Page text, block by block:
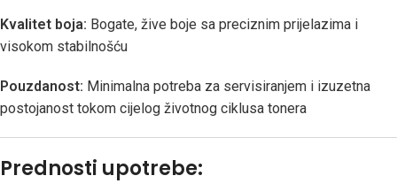
Kvalitet boja: Bogate, žive boje sa preciznim prijelazima i
visokom stabilnošću
Pouzdanost: Minimalna potreba za servisiranjem i izuzetna
postojanost tokom cijelog životnog ciklusa tonera
Prednosti upotrebe: